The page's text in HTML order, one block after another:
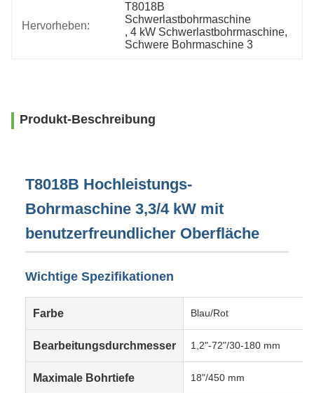
Hervorheben:
T8018B
Schwerlastbohrmaschine
, 4 kW Schwerlastbohrmaschine,
Schwere Bohrmaschine 3
Produkt-Beschreibung
T8018B Hochleistungs-
Bohrmaschine 3,3/4 kW mit
benutzerfreundlicher Oberfläche
Wichtige Spezifikationen
Farbe Blau/Rot
Bearbeitungsdurchmesser 1,2"-72"/30-180 mm
Maximale Bohrtiefe 18"/450 mm